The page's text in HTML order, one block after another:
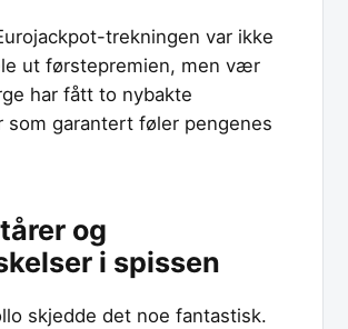
trekningen var ikke
ut førstepremien, men vær
har fått to nybakte
garantert føler pengenes
og
i spissen
skjedde det noe fantastisk.